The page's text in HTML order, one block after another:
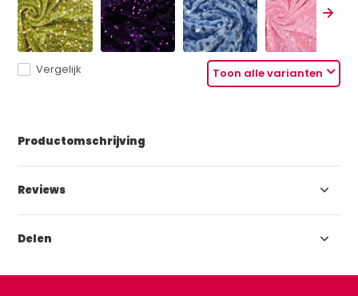
Toon alle varianten
Vergelijk
Productomschrijving
Reviews
Delen